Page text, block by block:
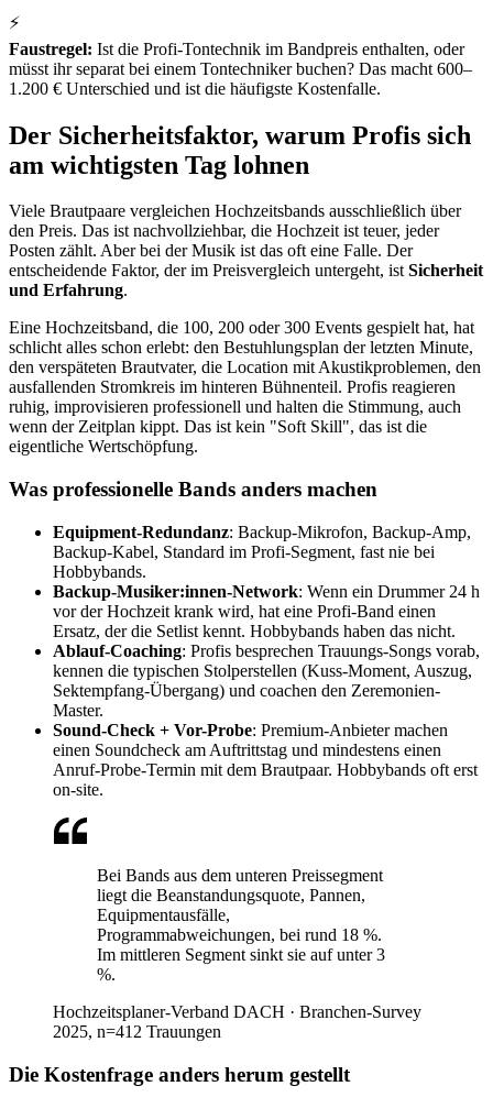
⚡
Faustregel: Ist die Profi-Tontechnik im Bandpreis enthalten, oder
müsst ihr separat bei einem Tontechniker buchen? Das macht 600–
1.200 € Unterschied und ist die häufigste Kostenfalle.
Der Sicherheitsfaktor, warum Profis sich
am wichtigsten Tag lohnen
Viele Brautpaare vergleichen Hochzeitsbands ausschließlich über
den Preis. Das ist nachvollziehbar, die Hochzeit ist teuer, jeder
Posten zählt. Aber bei der Musik ist das oft eine Falle. Der
entscheidende Faktor, der im Preisvergleich untergeht, istSicherheit
und Erfahrung.
Eine Hochzeitsband, die 100, 200 oder 300 Events gespielt hat, hat
schlicht alles schon erlebt: den Bestuhlungsplan der letzten Minute,
den verspäteten Brautvater, die Location mit Akustikproblemen, den
ausfallenden Stromkreis im hinteren Bühnenteil. Profis reagieren
ruhig, improvisieren professionell und halten die Stimmung, auch
wenn der Zeitplan kippt. Das ist kein "Soft Skill", das ist die
eigentliche Wertschöpfung.
Was professionelle Bands anders machen
Equipment-Redundanz: Backup-Mikrofon, Backup-Amp,
Backup-Kabel, Standard im Profi-Segment, fast nie bei
Hobbybands.
Backup-Musiker:innen-Network: Wenn ein Drummer 24 h
vor der Hochzeit krank wird, hat eine Profi-Band einen
Ersatz, der die Setlist kennt. Hobbybands haben das nicht.
Ablauf-Coaching: Profis besprechen Trauungs-Songs vorab,
kennen die typischen Stolperstellen (Kuss-Moment, Auszug,
Sektempfang-Übergang) und coachen den Zeremonien-
Master.
Sound-Check + Vor-Probe: Premium-Anbieter machen
einen Soundcheck am Auftrittstag und mindestens einen
Anruf-Probe-Termin mit dem Brautpaar. Hobbybands oft erst
on-site.
Bei Bands aus dem unteren Preissegment
liegt die Beanstandungsquote, Pannen,
Equipmentausfälle,
Programmabweichungen, bei rund 18 %.
Im mittleren Segment sinkt sie auf unter 3
%.
Hochzeitsplaner-Verband DACH · Branchen-Survey
2025, n=412 Trauungen
Die Kostenfrage anders herum gestellt